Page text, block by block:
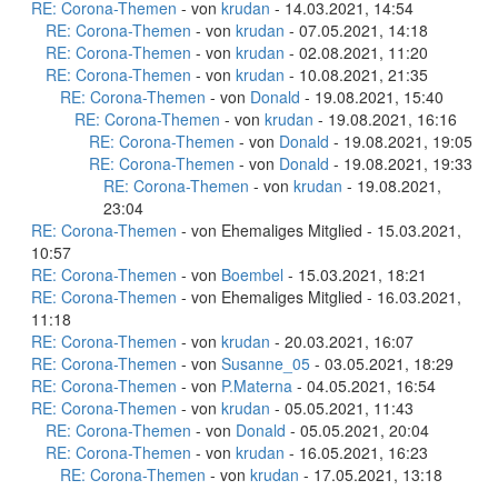
RE: Corona-Themen - von krudan - 14.03.2021, 14:54
RE: Corona-Themen - von krudan - 07.05.2021, 14:18
RE: Corona-Themen - von krudan - 02.08.2021, 11:20
RE: Corona-Themen - von krudan - 10.08.2021, 21:35
RE: Corona-Themen - von Donald - 19.08.2021, 15:40
RE: Corona-Themen - von krudan - 19.08.2021, 16:16
RE: Corona-Themen - von Donald - 19.08.2021, 19:05
RE: Corona-Themen - von Donald - 19.08.2021, 19:33
RE: Corona-Themen - von krudan - 19.08.2021,
23:04
RE: Corona-Themen - von Ehemaliges Mitglied - 15.03.2021,
10:57
RE: Corona-Themen - von Boembel - 15.03.2021, 18:21
RE: Corona-Themen - von Ehemaliges Mitglied - 16.03.2021,
11:18
RE: Corona-Themen - von krudan - 20.03.2021, 16:07
RE: Corona-Themen - von Susanne_05 - 03.05.2021, 18:29
RE: Corona-Themen - von P.Materna - 04.05.2021, 16:54
RE: Corona-Themen - von krudan - 05.05.2021, 11:43
RE: Corona-Themen - von Donald - 05.05.2021, 20:04
RE: Corona-Themen - von krudan - 16.05.2021, 16:23
RE: Corona-Themen - von krudan - 17.05.2021, 13:18